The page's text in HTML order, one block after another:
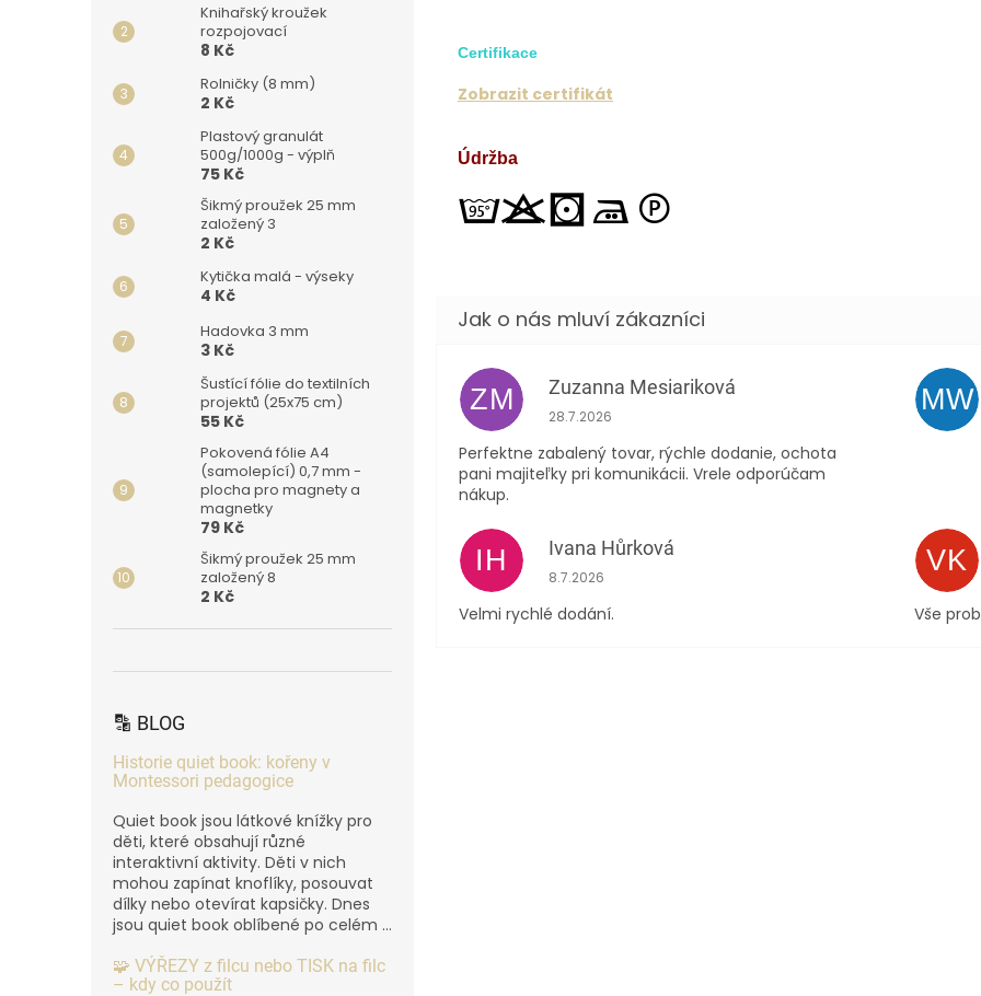
Knihařský kroužek
rozpojovací
8 Kč
Rolničky (8 mm)
2 Kč
Plastový granulát
500g/1000g - výplň
75 Kč
Šikmý proužek 25 mm
založený 3
2 Kč
Kytička malá - výseky
4 Kč
Hadovka 3 mm
3 Kč
Šustící fólie do textilních
projektů (25x75 cm)
55 Kč
Pokovená fólie A4
(samolepící) 0,7 mm -
plocha pro magnety a
magnetky
79 Kč
Šikmý proužek 25 mm
založený 8
2 Kč
🔡 BLOG
Historie quiet book: kořeny v
Montessori pedagogice
Quiet book jsou látkové knížky pro
děti, které obsahují různé
interaktivní aktivity. Děti v nich
mohou zapínat knoflíky, posouvat
dílky nebo otevírat kapsičky. Dnes
jsou quiet book oblíbené po celém ...
🧩 VÝŘEZY z filcu nebo TISK na filc
– kdy co použít
Certifikace
Zobrazit certifikát
Údržba
ZM Zuzanna Mesiariková
Hodnocení obchodu je 5 z 5 hvězdiček.
28.7.2026
Perfektne zabalený tovar, rýchle dodanie, ochota
pani majiteľky pri komunikácii. Vrele odporúčam
nákup.
MW
IH Ivana Hůrková
Hodnocení obchodu je 5 z 5 hvězdiček.
8.7.2026
Velmi rychlé dodání.
VK
Vše